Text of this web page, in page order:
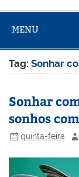
MENU
Tag:Sonhar
Sonhar
sonhos
quinta-feira